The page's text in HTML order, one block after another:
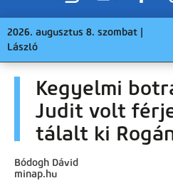
2026. augusztus 8. szombat |
László
Kegyelmi
Judit volt
tálalt ki
Bódogh Dávid
minap.hu